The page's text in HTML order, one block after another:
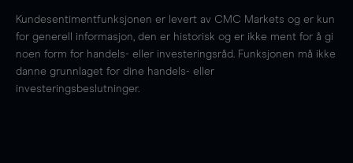
Kundesentimentfunksjonen er levert av CMC Markets og er kun
for generell informasjon, den er historisk og er ikke ment for å gi
noen form for handels- eller investeringsråd. Funksjonen må ikke
danne grunnlaget for dine handels- eller
investeringsbeslutninger.